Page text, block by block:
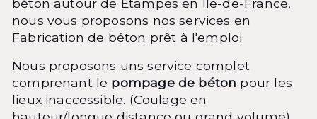
béton autour de Etampes en Ile-de-France,
nous vous proposons nos services en
Fabrication de béton prêt à l'emploi
Nous proposons uns service complet
comprenant le pompage de béton pour les
lieux inaccessible. (Coulage en